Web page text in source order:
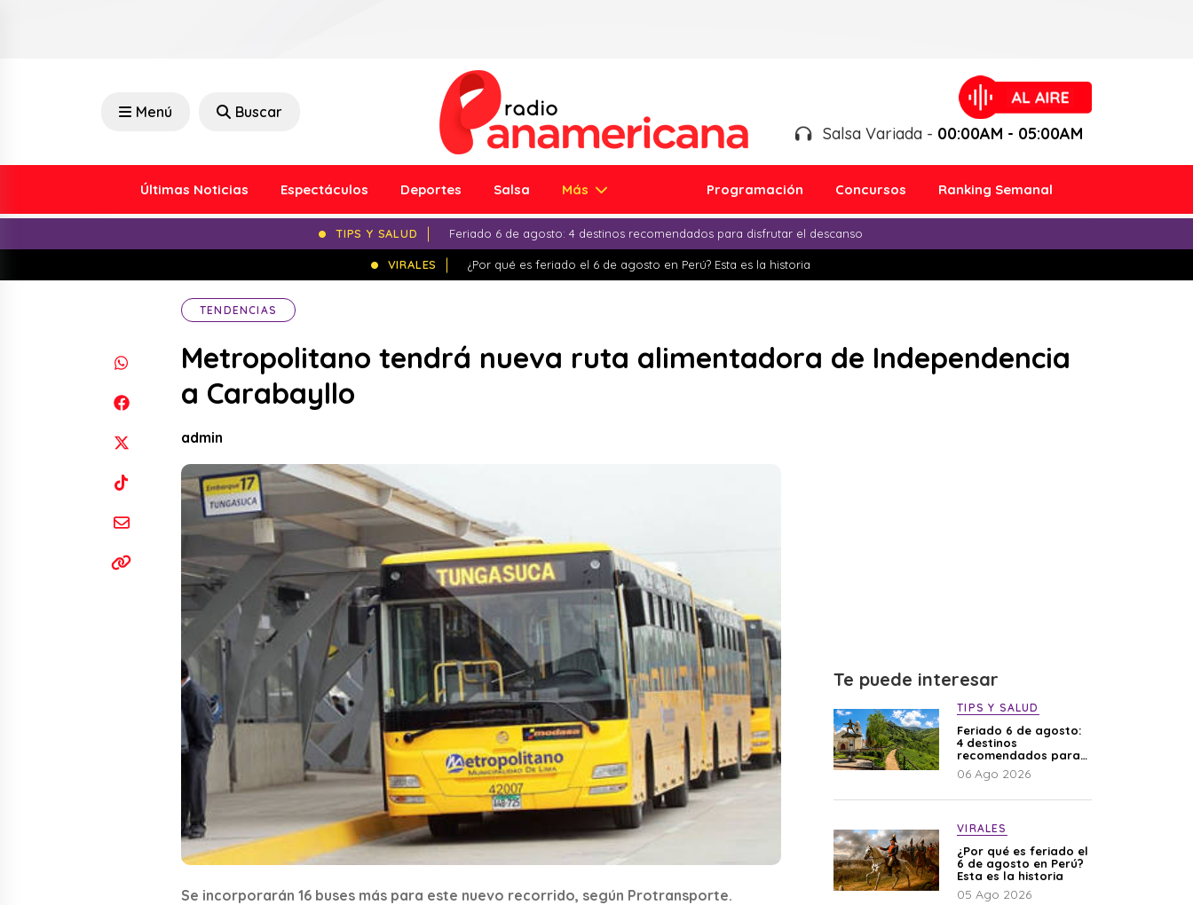
Menú Buscar
Salsa Variada - 00:00AM - 05:00AM
Últimas Noticias Espectáculos Deportes Salsa Más Programación Concursos Ranking Semanal
TIPS Y SALUD Feriado 6 de agosto: 4 destinos recomendados para disfrutar el descanso
VIRALES ¿Por qué es feriado el 6 de agosto en Perú? Esta es la historia
TENDENCIAS
Metropolitano tendrá nueva ruta alimentadora de Independencia
a Carabayllo
admin
Se incorporarán 16 buses más para este nuevo recorrido, según Protransporte.
Te puede interesar
TIPS Y SALUD
Feriado 6 de agosto:
4 destinos
recomendados para
disfrutar el descanso
06 Ago 2026
VIRALES
¿Por qué es feriado el
6 de agosto en Perú?
Esta es la historia
05 Ago 2026